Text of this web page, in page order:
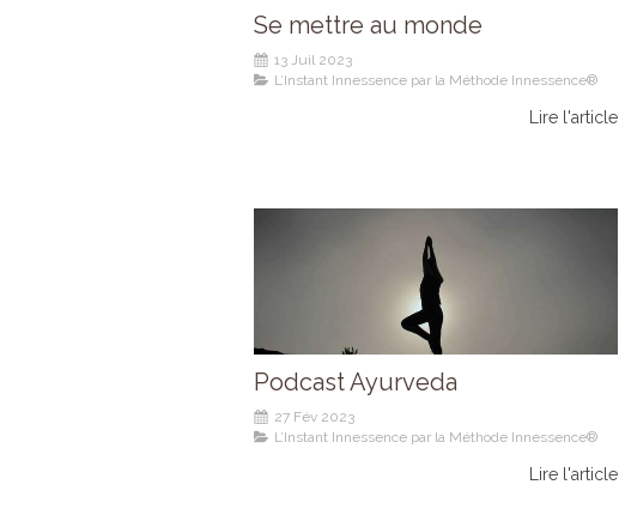
Se mettre au monde
13 Juil 2023
L’Instant Innessence par la Méthode Innessence®
Lire l'article
Podcast Ayurveda
27 Fév 2023
L’Instant Innessence par la Méthode Innessence®
Lire l'article